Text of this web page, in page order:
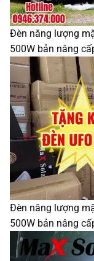
Đèn năng lượng
500W bản nâng
Đèn năng lượng
500W bản nâng